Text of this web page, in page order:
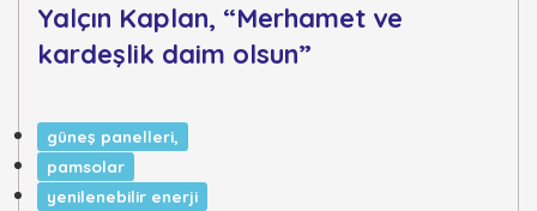
Yalçın Kaplan, “Merhamet ve
kardeşlik daim olsun”
güneş panelleri,
pamsolar
yenilenebilir enerji